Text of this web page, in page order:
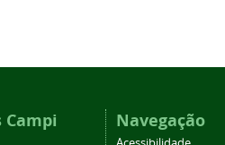
Campi Navegação